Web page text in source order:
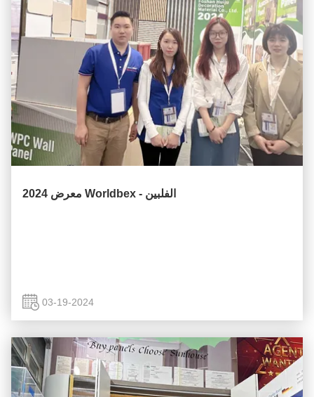
معرض 2024 Worldbex - الفلبين
03-19-2024